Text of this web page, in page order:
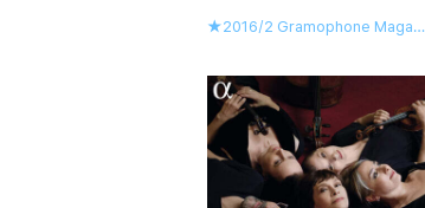
★2016/2 Gramophone Magazi